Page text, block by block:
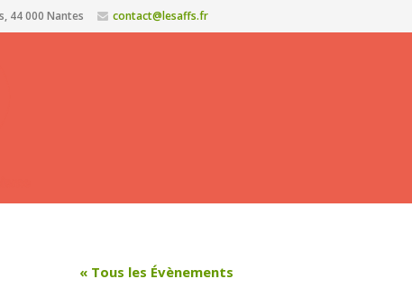
44 000 Nantes contact@lesaffs.fr
« Tous les Évènements